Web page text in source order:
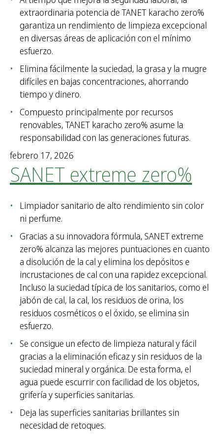
extraordinaria potencia de TANET karacho zero%
garantiza un rendimiento de limpieza excepcional
en diversas áreas de aplicación con el mínimo
esfuerzo.
Elimina fácilmente la suciedad, la grasa y la mugre
difíciles en bajas concentraciones, ahorrando
tiempo y dinero.
Compuesto principalmente por recursos
renovables, TANET karacho zero% asume la
responsabilidad con las generaciones futuras.
febrero 17, 2026
SANET extreme zero%
Limpiador sanitario de alto rendimiento sin color
ni perfume.
Gracias a su innovadora fórmula, SANET extreme
zero% alcanza las mejores puntuaciones en cuanto
a disolución de la cal y elimina los depósitos e
incrustaciones de cal con una rapidez excepcional.
Incluso la suciedad típica de los sanitarios, como el
jabón de cal, la cal, los residuos de orina, los
residuos cosméticos o el óxido, se elimina sin
esfuerzo.
Se consigue un efecto de limpieza natural y fácil
gracias a la eliminación eficaz y sin residuos de la
suciedad mineral y orgánica. De esta forma, el
agua puede escurrir con facilidad de los objetos,
grifería y superficies sanitarias.
Deja las superficies sanitarias brillantes sin
necesidad de retoques.